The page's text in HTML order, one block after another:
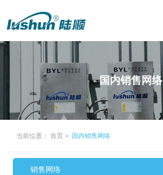
国内销售网络
当前位置： 首页 > 国内销售网络
销售网络